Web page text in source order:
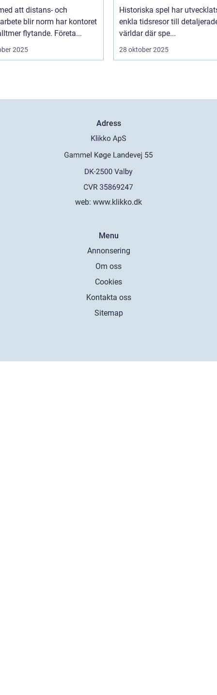
att distans- och
blir norm har kontoret
flytande. Företa...
2025
Historiska spel har
enkla tidsresor till
världar där spe...
28 oktober 2025
Adress
web: www.klikko.dk
Menu
Annonsering
Om oss
Cookies
Kontakta oss
Sitemap